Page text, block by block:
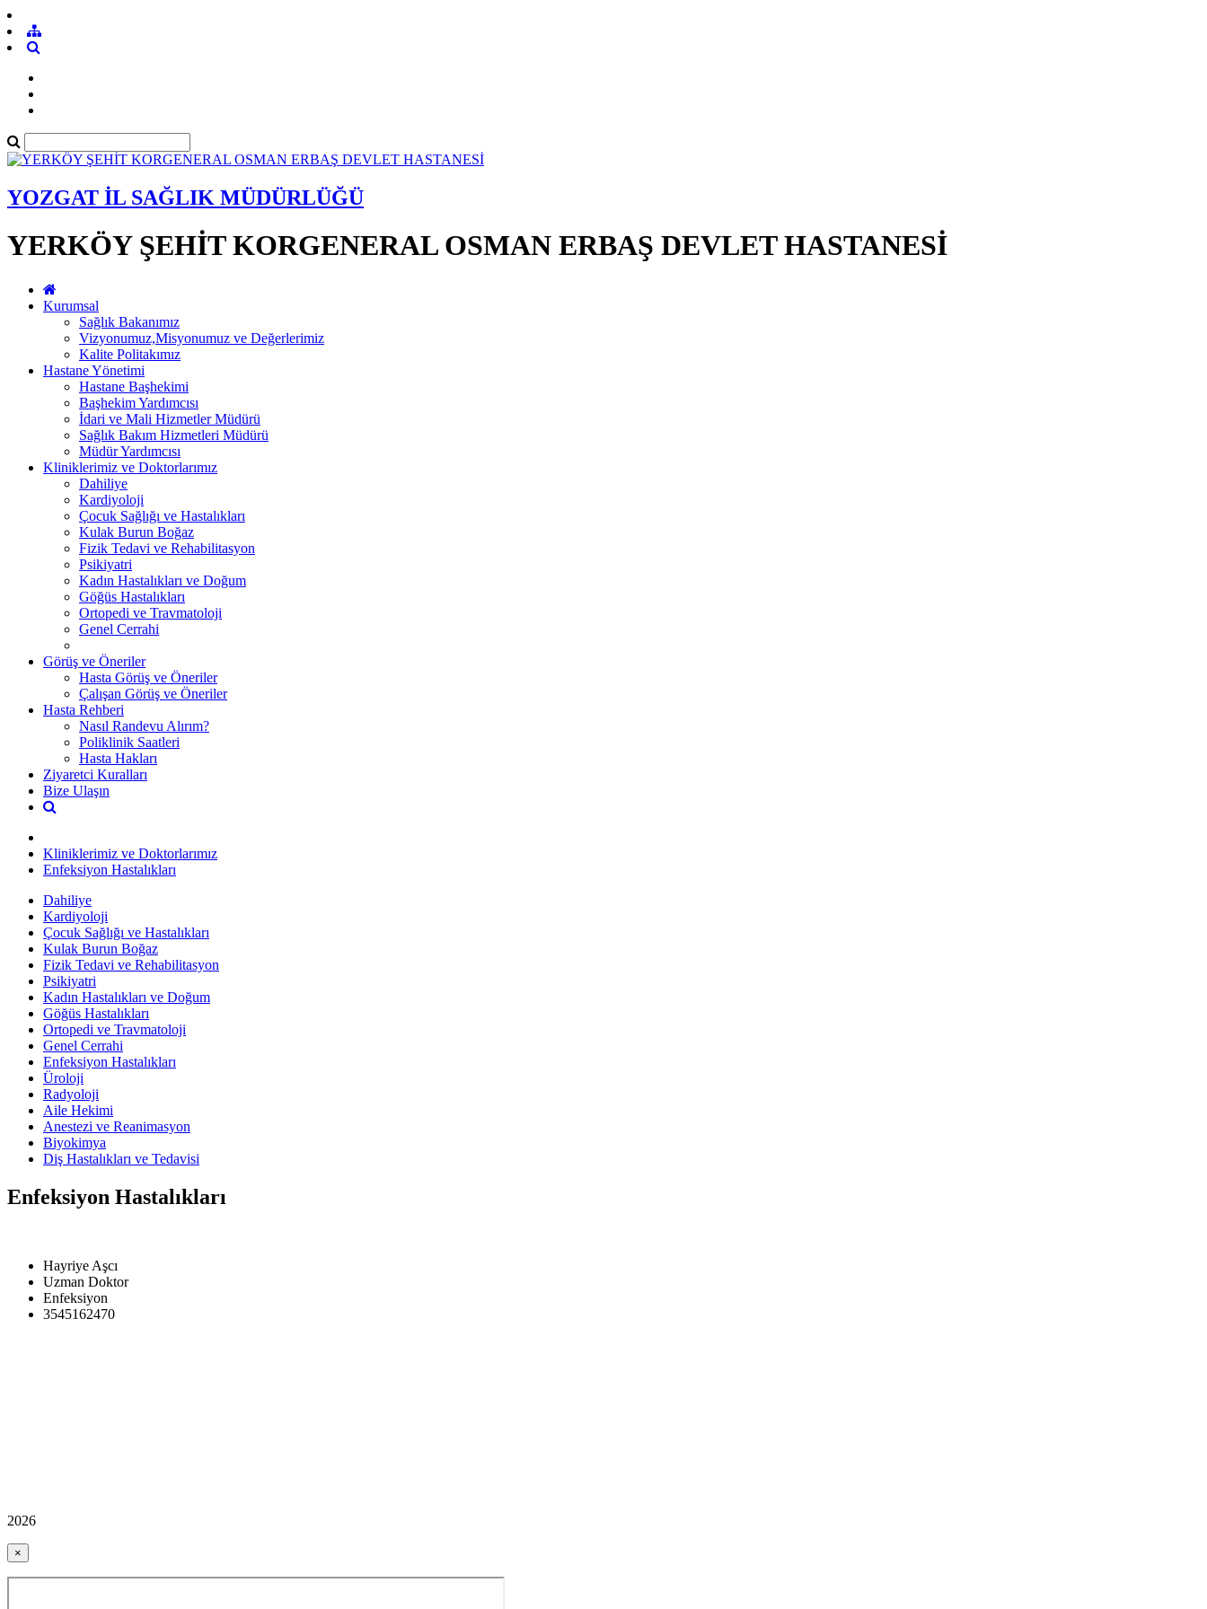
YOZGAT İL SAĞLIK MÜDÜRLÜĞÜ
YERKÖY ŞEHİT KORGENERAL OSMAN ERBAŞ DEVLET HASTANESİ
Kurumsal
Sağlık Bakanımız
Vizyonumuz,Misyonumuz ve Değerlerimiz
Kalite Politakımız
Hastane Yönetimi
Hastane Başhekimi
Başhekim Yardımcısı
İdari ve Mali Hizmetler Müdürü
Sağlık Bakım Hizmetleri Müdürü
Müdür Yardımcısı
Kliniklerimiz ve Doktorlarımız
Dahiliye
Kardiyoloji
Çocuk Sağlığı ve Hastalıkları
Kulak Burun Boğaz
Fizik Tedavi ve Rehabilitasyon
Psikiyatri
Kadın Hastalıkları ve Doğum
Göğüs Hastalıkları
Ortopedi ve Travmatoloji
Genel Cerrahi
Görüş ve Öneriler
Hasta Görüş ve Öneriler
Çalışan Görüş ve Öneriler
Hasta Rehberi
Nasıl Randevu Alırım?
Poliklinik Saatleri
Hasta Hakları
Ziyaretci Kuralları
Bize Ulaşın
Kliniklerimiz ve Doktorlarımız
Enfeksiyon Hastalıkları
Dahiliye
Kardiyoloji
Çocuk Sağlığı ve Hastalıkları
Kulak Burun Boğaz
Fizik Tedavi ve Rehabilitasyon
Psikiyatri
Kadın Hastalıkları ve Doğum
Göğüs Hastalıkları
Ortopedi ve Travmatoloji
Genel Cerrahi
Enfeksiyon Hastalıkları
Üroloji
Radyoloji
Aile Hekimi
Anestezi ve Reanimasyon
Biyokimya
Diş Hastalıkları ve Tedavisi
Enfeksiyon Hastalıkları
Hayriye Aşcı
Uzman Doktor
Enfeksiyon
3545162470
2026
×